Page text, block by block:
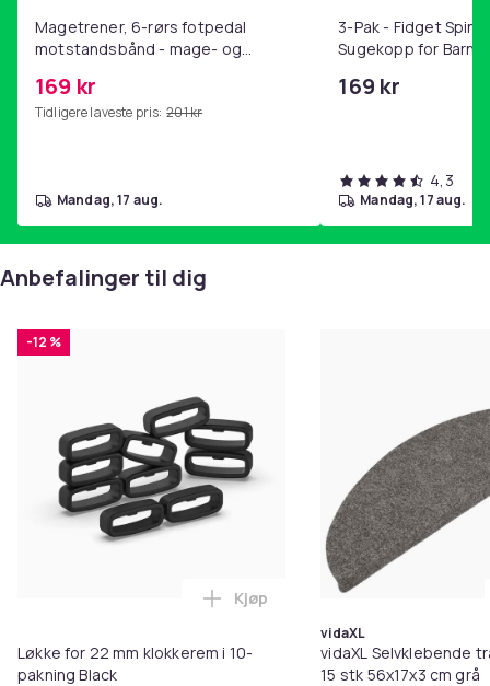
Magetrener, 6-rørs fotpedal
motstandsbånd - mage- og
hjemmegymnastikk Pink
169 kr
Tidligere laveste pris: 201 kr
mandag, 17 aug.
3-Pak - Fidget
Sugekopp for Barn
169 kr
4,3
mandag, 17 aug.
Anbefalinger til dig
-12 %
Løkke for 22 mm klokkerem i 10-
pakning Black
Legg Løkke for 22 mm
Kjøp
vidaXL
vidaXL Selvklebende
15 stk 56x17x3 cm grå